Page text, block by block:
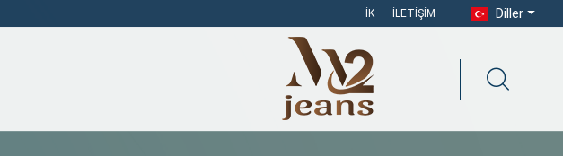
İK İLETIŞIM Diller